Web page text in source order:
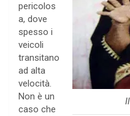
pericolos
a, dove
spesso i
veicoli
transitano
ad alta
velocità.
Non è un
caso che